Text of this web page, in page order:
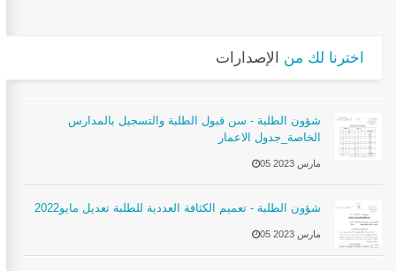
اخترنا لك من الإصدارات
شؤون الطلبة - سن قبول الطلبة والتسجيل بالمدارس
الخاصة_جدول الاعمار
05 مارس 2023
شؤون الطلبة - تعميم الكثافة العددية للطلبة تعديل مايو2022
05 مارس 2023